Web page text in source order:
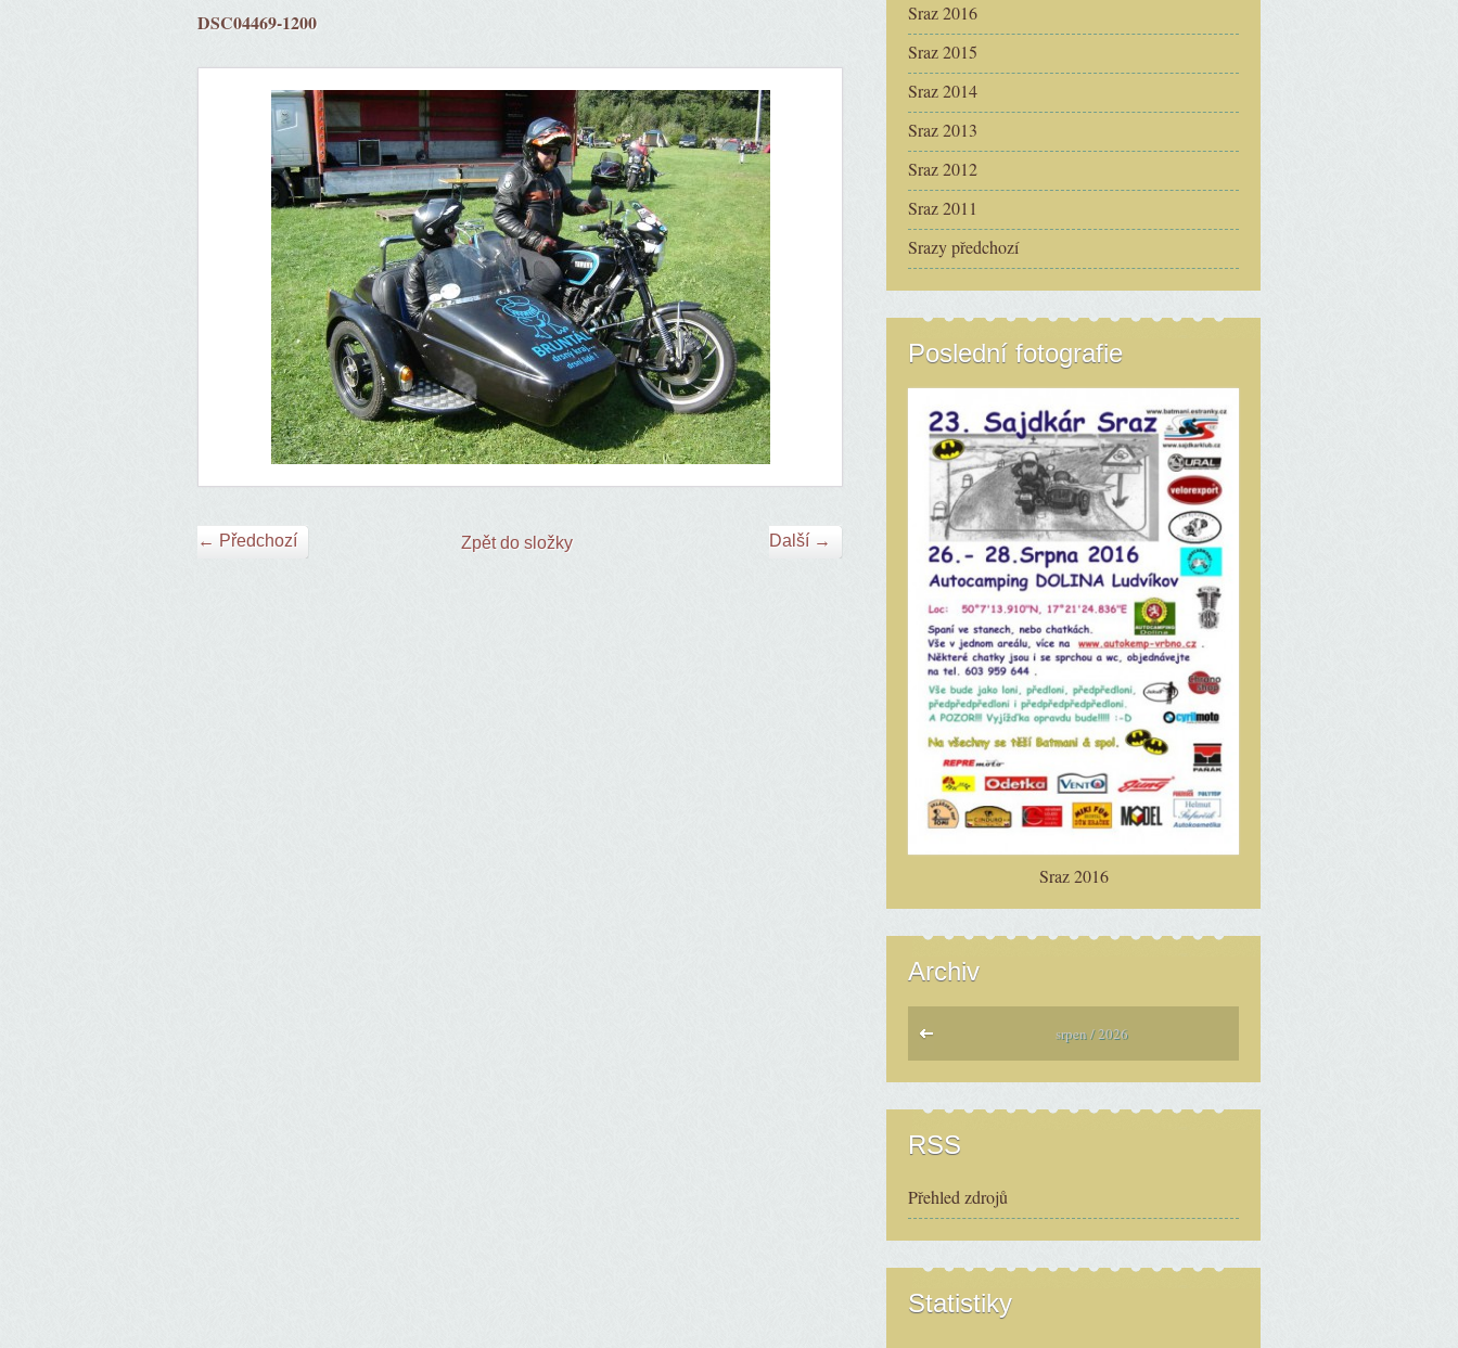
DSC04469-1200
← Předchozí Další →
Zpět do složky
Sraz 2016
Sraz 2015
Sraz 2014
Sraz 2013
Sraz 2012
Sraz 2011
Srazy předchozí
Poslední fotografie
Sraz 2016
Archiv
srpen / 2026
RSS
Přehled zdrojů
Statistiky